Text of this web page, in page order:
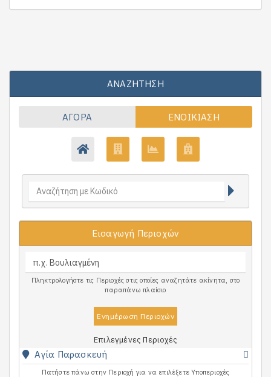
ΑΝΑΖΉΤΗΣΗ
ΑΓΟΡΆ ΕΝΟΙΚΊΑΣΗ
Εισαγωγή Περιοχών
Πληκτρολογήστε τις Περιοχές στις οποίες αναζητάτε ακίνητα, στο
παραπάνω πλαίσιο
Ενημέρωση Περιοχών
Επιλεγμένες Περιοχές
Αγία Παρασκευή
Πατήστε πάνω στην Περιοχή για να επιλέξετε Υποπεριοχές